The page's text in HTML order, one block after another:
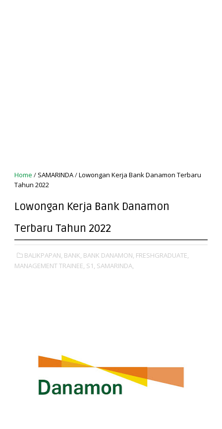
Home / SAMARINDA/Lowongan Kerja Bank Danamon Terbaru
Tahun 2022
Lowongan Kerja Bank Danamon
Terbaru Tahun 2022
BALIKPAPAN, BANK, BANK DANAMON, FRESHGRADUATE,
MANAGEMENT TRAINEE, S1, SAMARINDA,